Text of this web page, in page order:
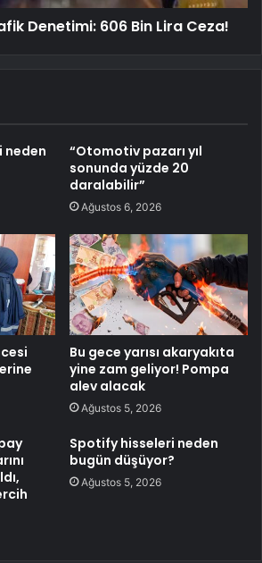
Denetimi: 606 Bin Lira Ceza!
neden
“Otomotiv pazarı yıl
sonunda yüzde 20
daralabilir”
Ağustos 6, 2026
Bu gece yarısı akaryakıta
yine zam geliyor! Pompa
alev alacak
Ağustos 5, 2026
Spotify hisseleri neden
bugün düşüyor?
Ağustos 5, 2026